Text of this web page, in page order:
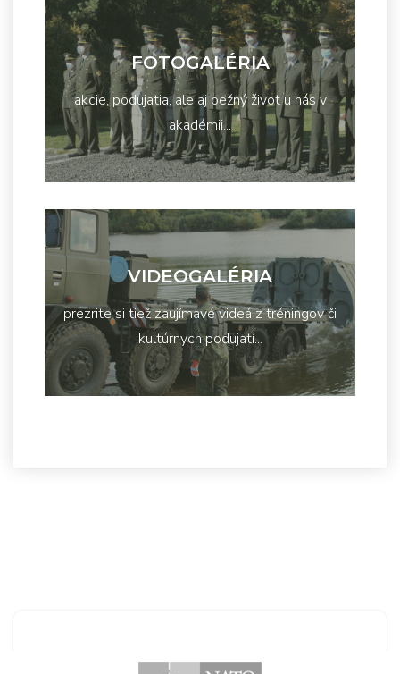
FOTOGALÉRIA
akcie, podujatia, ale aj bežný život u nás v
akadémii...
VIDEOGALÉRIA
prezrite si tiež zaujímavé videá z tréningov či
kultúrnych podujatí...